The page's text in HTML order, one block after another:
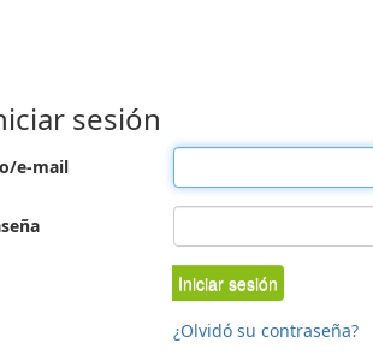
sesión
e-mail
Iniciar sesión
¿Olvidó su contraseña?